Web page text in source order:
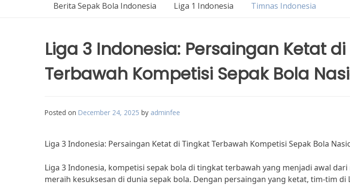
Berita Sepak Bola Indonesia Liga 1 Indonesia Timnas Indonesia
Liga 3 Indonesia: Persaingan Ketat
Terbawah Kompetisi Sepak Bola
Posted on December 24, 2025 by adminfee
Liga 3 Indonesia: Persaingan Ketat di Tingkat Terbawah Kompetisi Sepak Bola
Liga 3 Indonesia, kompetisi sepak bola di tingkat terbawah yang menjadi awal
meraih kesuksesan di dunia sepak bola. Dengan persaingan yang ketat, tim-tim di